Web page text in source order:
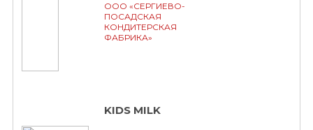
ООО «СЕРГИЕВО-
ПОСАДСКАЯ
КОНДИТЕРСКАЯ
ФАБРИКА»
KIDS MILK